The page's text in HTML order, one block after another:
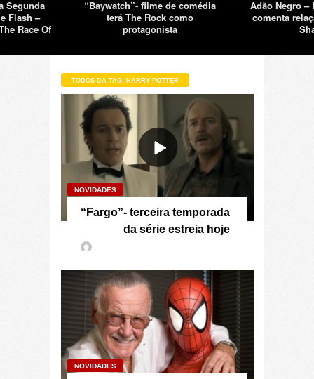
Segunda
Flash –
Race Of
“Baywatch”- filme de comédia
terá The Rock como
protagonista
Adão Negro –
comenta
TODOS DA TAG: HARRY POTTER
NOVIDADES
“Fargo”- terceira temporada
da série estreia hoje
NOVIDADES